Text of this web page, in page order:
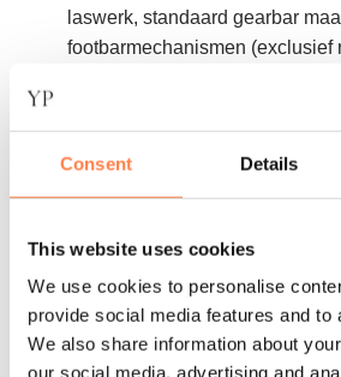
Consent Details
This website uses cookies
We use cookies to personalise
provide social media features and to
We also share information about
our social media, advertising and
laswerk, standaard gearbar
footbarmechanismen (exclusief
1 jaar: Touwen, straps, spring
voor poeliestangen, comfort
zo ook de plastic houders.
Voor de volledige garantie, bekijk de
conditions